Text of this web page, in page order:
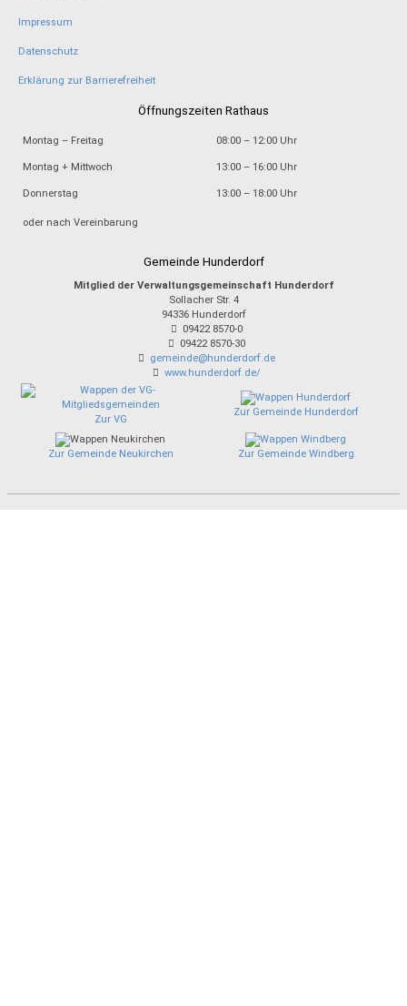
Impressum
Datenschutz
Erklärung zur Barrierefreiheit
Öffnungszeiten Rathaus
Montag – Freitag 08:00 – 12:00 Uhr
Montag + Mittwoch 13:00 – 16:00 Uhr
Donnerstag 13:00 – 18:00 Uhr
oder nach Vereinbarung
Gemeinde Hunderdorf
Mitglied der Verwaltungsgemeinschaft Hunderdorf
Sollacher Str. 4
94336 Hunderdorf
09422 8570-0
09422 8570-30
gemeinde@hunderdorf.de
www.hunderdorf.de/
Zur VG
Zur Gemeinde Hunderdorf
Zur Gemeinde Neukirchen Zur Gemeinde Windberg